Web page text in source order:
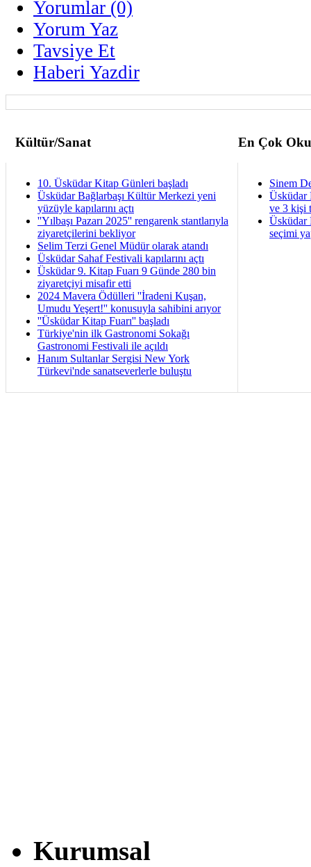
Yorumlar (0)
Yorum Yaz
Tavsiye Et
Haberi Yazdir
Kültür/Sanat En Çok
10. Üsküdar Kitap Günleri başladı
Üsküdar Bağlarbaşı Kültür Merkezi yeni
yüzüyle kapılarını açtı
''Yılbaşı Pazarı 2025'' rengarenk stantlarıyla
ziyaretçilerini bekliyor
Selim Terzi Genel Müdür olarak atandı
Üsküdar Sahaf Festivali kapılarını açtı
Üsküdar 9. Kitap Fuarı 9 Günde 280 bin
ziyaretçiyi misafir etti
2024 Mavera Ödülleri ''İradeni Kuşan,
Umudu Yeşert!'' konusuyla sahibini arıyor
''Üsküdar Kitap Fuarı'' başladı
Türkiye'nin ilk Gastronomi Sokağı
Gastronomi Festivali ile açıldı
Hanım Sultanlar Sergisi New York
Türkevi'nde sanatseverlerle buluştu
Sinem
Üsküdar
ve 3 kişi
Üsküdar
seçimi
Kurumsal